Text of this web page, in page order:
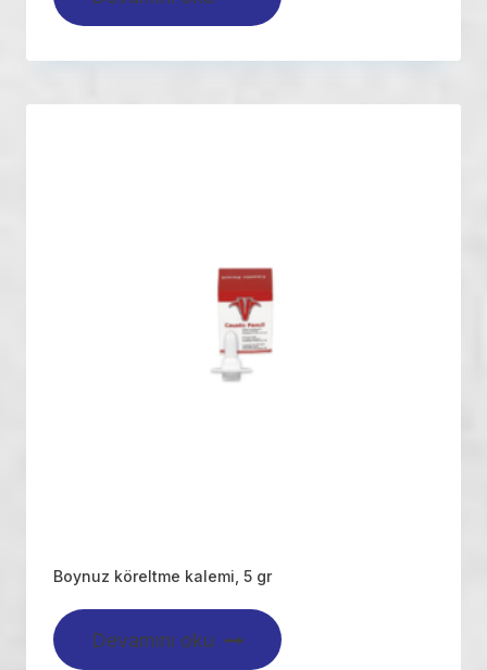
Boynuz köreltme kalemi, 5 gr
Devamını oku